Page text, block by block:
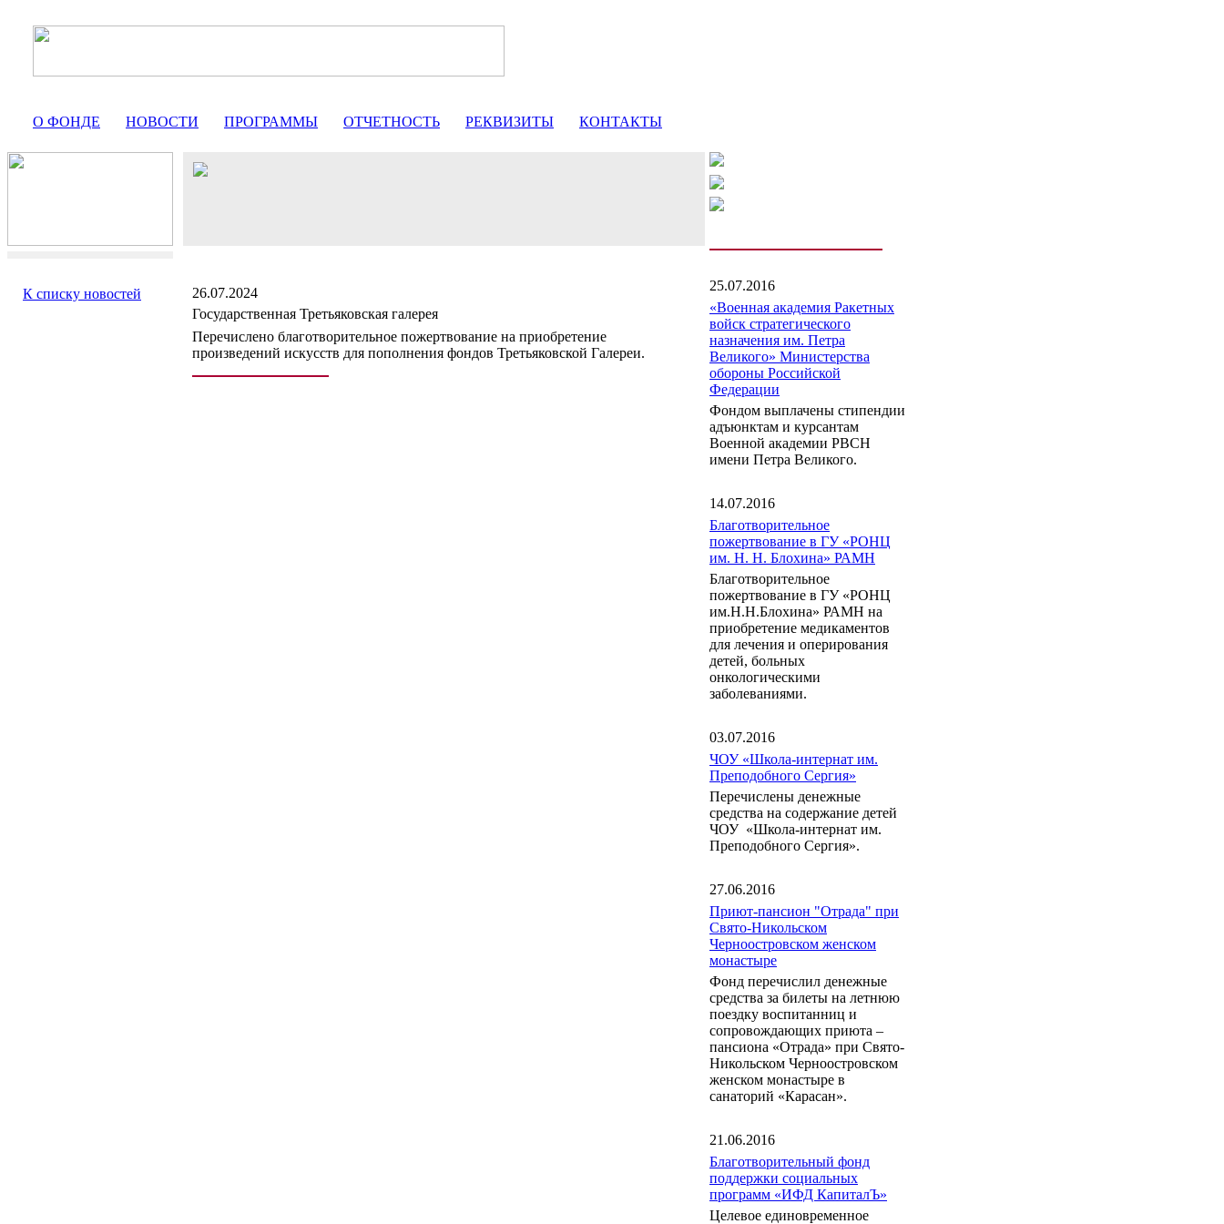
О ФОНДЕ НОВОСТИ ПРОГРАММЫ ОТЧЕТНОСТЬ РЕКВИЗИТЫ КОНТАКТЫ
К списку новостей
26.07.2024
Государственная Третьяковская галерея
Перечислено благотворительное пожертвование на приобретение
произведений искусств для пополнения фондов Третьяковской Галереи.
25.07.2016
«Военная академия Ракетных
войск стратегического
назначения им. Петра
Великого» Министерства
обороны Российской
Федерации
Фондом выплачены стипендии
адъюнктам и курсантам
Военной академии РВСН
имени Петра Великого.
14.07.2016
Благотворительное
пожертвование в ГУ «РОНЦ
им. Н. Н. Блохина» РАМН
Благотворительное
пожертвование в ГУ «РОНЦ
им.Н.Н.Блохина» РАМН на
приобретение медикаментов
для лечения и оперирования
детей, больных
онкологическими
заболеваниями.
03.07.2016
ЧОУ «Школа-интернат им.
Преподобного Сергия»
Перечислены денежные
средства на содержание детей
ЧОУ «Школа-интернат им.
Преподобного Сергия».
27.06.2016
Приют-пансион "Отрада" при
Свято-Никольском
Черноостровском женском
монастыре
Фонд перечислил денежные
средства за билеты на летнюю
поездку воспитанниц и
сопровождающих приюта –
пансиона «Отрада» при Свято-
Никольском Черноостровском
женском монастыре в
санаторий «Карасан».
21.06.2016
Благотворительный фонд
поддержки социальных
программ «ИФД КапиталЪ»
Целевое единовременное